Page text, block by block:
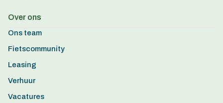
Over ons
Ons team
Fietscommunity
Leasing
Verhuur
Vacatures